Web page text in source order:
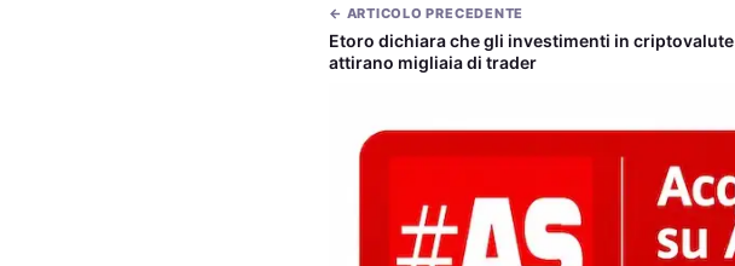
← ARTICOLO PRECEDENTE
Etoro dichiara che gli investimenti in criptovalute
attirano migliaia di trader